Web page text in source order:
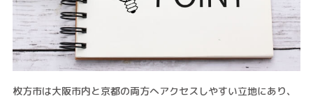
枚方市は大阪市内と京都の両方へアクセスしやすい立地にあり、